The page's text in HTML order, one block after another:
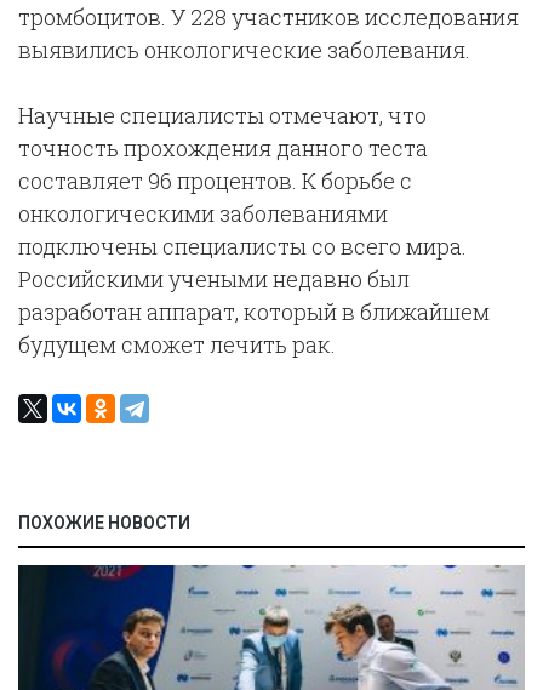
тромбоцитов. У 228 участников исследования
выявились онкологические заболевания.
Научные специалисты отмечают, что
точность прохождения данного теста
составляет 96 процентов. К борьбе с
онкологическими заболеваниями
подключены специалисты со всего мира.
Российскими учеными недавно был
разработан аппарат, который в ближайшем
будущем сможет лечить рак.
ПОХОЖИЕ НОВОСТИ